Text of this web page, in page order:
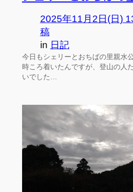
2025年11月2日(日)
稿
in 日記
今日もシェリーとおちばの里親水
時ころ着いたんですが、登山の人
いでした…